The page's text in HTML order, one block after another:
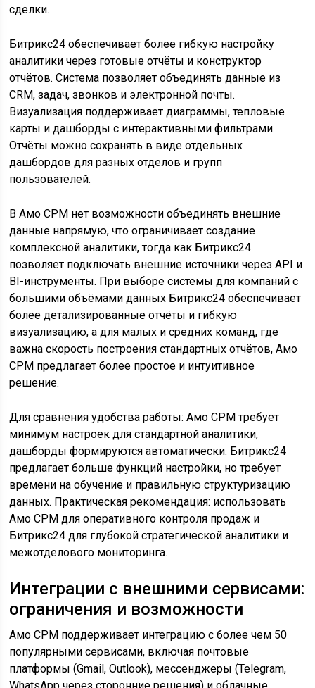
сделки.
Битрикс24 обеспечивает более гибкую настройку
аналитики через готовые отчёты и конструктор
отчётов. Система позволяет объединять данные из
CRM, задач, звонков и электронной почты.
Визуализация поддерживает диаграммы, тепловые
карты и дашборды с интерактивными фильтрами.
Отчёты можно сохранять в виде отдельных
дашбордов для разных отделов и групп
пользователей.
В Амо СРМ нет возможности объединять внешние
данные напрямую, что ограничивает создание
комплексной аналитики, тогда как Битрикс24
позволяет подключать внешние источники через API и
BI-инструменты. При выборе системы для компаний с
большими объёмами данных Битрикс24 обеспечивает
более детализированные отчёты и гибкую
визуализацию, а для малых и средних команд, где
важна скорость построения стандартных отчётов, Амо
СРМ предлагает более простое и интуитивное
решение.
Для сравнения удобства работы: Амо СРМ требует
минимум настроек для стандартной аналитики,
дашборды формируются автоматически. Битрикс24
предлагает больше функций настройки, но требует
времени на обучение и правильную структуризацию
данных. Практическая рекомендация: использовать
Амо СРМ для оперативного контроля продаж и
Битрикс24 для глубокой стратегической аналитики и
межотделового мониторинга.
Интеграции с внешними сервисами:
ограничения и возможности
Амо СРМ поддерживает интеграцию с более чем 50
популярными сервисами, включая почтовые
платформы (Gmail, Outlook), мессенджеры (Telegram,